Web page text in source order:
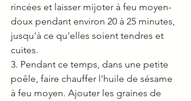
rincées et laisser mijoter à feu moyen-
doux pendant environ 20 à 25 minutes,
jusqu'à ce qu'elles soient tendres et
cuites.
3. Pendant ce temps, dans une petite
poêle, faire chauffer l'huile de sésame
à feu moyen. Ajouter les graines de